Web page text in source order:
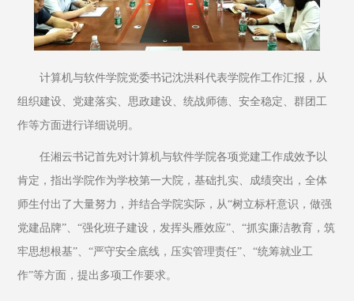
计算机与软件学院党委书记沈洪科代表学院作工作汇报，从
组织建设、党建落实、思政建设、统战师德、安全稳定、群团工
作等方面进行详细说明。
任湘云书记首先对计算机与软件学院各项党建工作成效予以
肯定，指出学院作为学校第一大院，基础扎实、成绩突出，全体
师生付出了大量努力，并结合学院实际，从“树立标杆意识，做强
党建品牌”、“强化班子建设，发挥头雁效应”、“抓实廉洁教育，筑
牢思想根基”、“严守安全底线，压实管理责任”、“统筹就业工
作”等方面，提出多项工作要求。